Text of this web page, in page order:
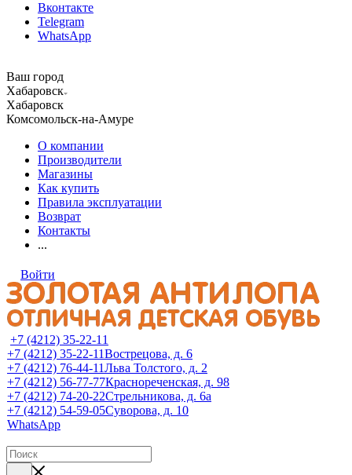
Вконтакте
Telegram
WhatsApp
Ваш город
Хабаровск
Хабаровск
Комсомольск-на-Амуре
О компании
Производители
Магазины
Как купить
Правила эксплуатации
Возврат
Контакты
...
Войти
+7 (4212) 35-22-11
+7 (4212) 35-22-11Вострецова, д. 6
+7 (4212) 76-44-11Льва Толстого, д. 2
+7 (4212) 56-77-77Краснореченская, д. 98
+7 (4212) 74-20-22Стрельникова, д. 6а
+7 (4212) 54-59-05Суворова, д. 10
WhatsApp